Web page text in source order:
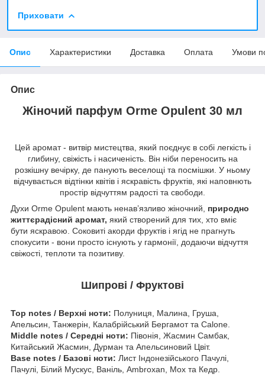
Приховати
Опис Характеристики Доставка Оплата Умови
Опис
Жіночий парфум Orme Opulent 30 мл
Цей аромат - витвір мистецтва, який поєднує в собі легкість і
глибину, свіжість і насиченість. Він ніби переносить на
розкішну вечірку, де панують веселощі та посмішки. У ньому
відчувається відтінки квітів і яскравість фруктів, які наповнють
простір відчуттям радості та свободи.
Духи Orme Opulent мають ненав’язливо жіночний, природно
життєрадісний аромат, який створений для тих, хто вміє
бути яскравою. Соковиті акорди фруктів і ягід не прагнуть
спокусити - вони просто існують у гармонії, додаючи відчуття
свіжості, теплоти та позитиву.
Шипрові / Фруктові
Top notes / Верхні ноти: Полуниця, Малина, Груша,
Апельсин, Танжерін, Калабрійський Бергамот та Calone.
Middle notes / Середні ноти: Півонія, Жасмин Самбак,
Китайський Жасмин, Дурман та Апельсиновий Цвіт.
Base notes / Базові ноти: Лист Індонезійського Пачулі,
Пачулі, Білий Мускус, Ваніль, Ambroxan, Мох та Кедр.